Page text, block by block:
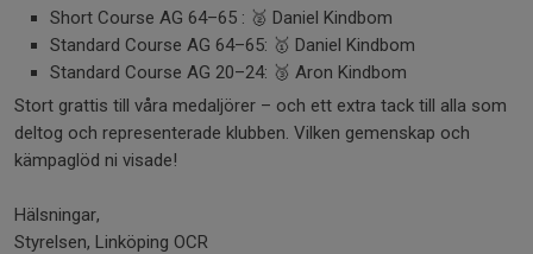
Short Course AG 64–65 : 🥈 Daniel Kindbom
Standard Course AG 64–65: 🥇 Daniel Kindbom
Standard Course AG 20–24: 🥉 Aron Kindbom
Stort grattis till våra medaljörer – och ett extra tack till alla som
deltog och representerade klubben. Vilken gemenskap och
kämpaglöd ni visade!
Hälsningar,
Styrelsen, Linköping OCR